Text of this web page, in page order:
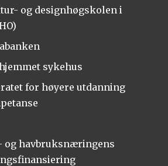
og designhøgskolen i
sykehus
for høyere utdanning
og havbruksnæringens